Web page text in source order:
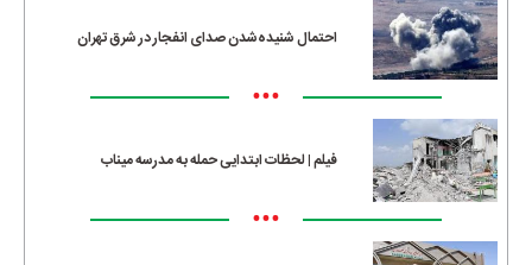
احتمال شنیده‌شدن صدای انفجار در شرق تهران
•••
فیلم | لحظات ابتدایی حمله به مدرسه میناب
•••